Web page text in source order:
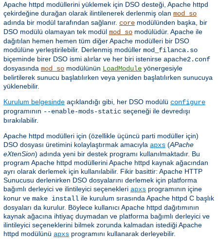
Apache httpd modüllerini yüklemek için DSO desteği, Apache httpd
çekirdeğine durağan olarak ilintilenerek derlenmiş olan mod_so
adında bir modül tarafından sağlanır. core modülünden başka, bir
DSO modülü olamayan tek modül mod_so modülüdür. Apache ile
dağıtılan hemen hemen tüm diğer Apache modülleri bir DSO
modülüne yerleştirilebilir. Derlenmiş modüller mod_filanca.so
biçeminde birer DSO ismi alırlar ve her biri istenirse apache2.conf
dosyasında mod_so modülünün LoadModule yönergesiyle
belirtilerek sunucu başlatılırken veya yeniden başlatılırken sunucuya
yüklenebilir.
Kurulum belgesinde açıklandığı gibi, her DSO modülü configure
programının --enable-mods-static seçeneği ile devredışı
bırakılabilir.
Apache httpd modülleri için (özellikle üçüncü parti modüller için)
DSO dosyası üretimini kolaylaştırmak amacıyla apxs (APache
eXtenSion) adında yeni bir destek programı kullanılmaktadır. Bu
program Apache httpd modüllerini Apache httpd kaynak ağacından
ayrı olarak derlemek için kullanılabilir. Fikir basittir: Apache HTTP
Sunucusu derlenirken DSO dosyalarını derlemek için platforma
bağımlı derleyici ve ilintileyici seçenekleri apxs programının içine
konur ve make install ile kurulum sırasında Apache httpd C başlık
dosyaları da kurulur. Böylece kullanıcı Apache httpd dağıtımının
kaynak ağacına ihtiyaç duymadan ve platforma bağımlı derleyici ve
ilintileyici seçeneklerini bilmek zorunda kalmadan istediği Apache
httpd modülünü apxs programını kullanarak derleyebilir.